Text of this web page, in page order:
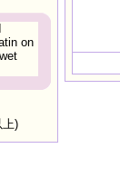
on
)